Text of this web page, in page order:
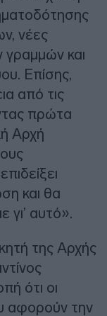
νέες
γραμμών και
Επίσης,
από τις
πρώτα
Αρχή
και θα
γι’ αυτό».
της Αρχής
ότι οι
αφορούν την